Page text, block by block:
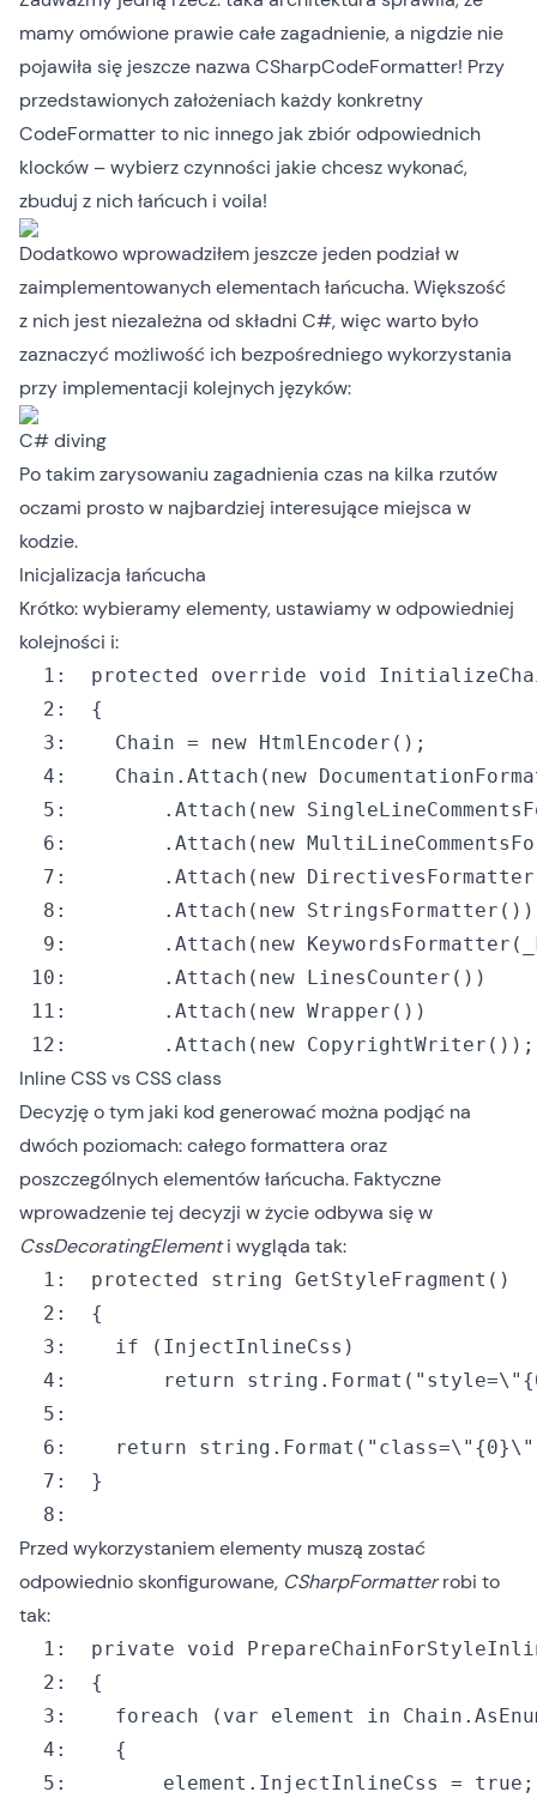
mamy omówione prawie całe zagadnienie, a nigdzie nie
pojawiła się jeszcze nazwa CSharpCodeFormatter! Przy
przedstawionych założeniach każdy konkretny
CodeFormatter to nic innego jak zbiór odpowiednich
klocków – wybierz czynności jakie chcesz wykonać,
zbuduj z nich łańcuch i voila!
Dodatkowo wprowadziłem jeszcze jeden podział w
zaimplementowanych elementach łańcucha. Większość
z nich jest niezależna od składni C#, więc warto było
zaznaczyć możliwość ich bezpośredniego wykorzystania
przy implementacji kolejnych języków:
C# diving
Po takim zarysowaniu zagadnienia czas na kilka rzutów
oczami prosto w najbardziej interesujące miejsca w
kodzie.
Inicjalizacja łańcucha
Krótko: wybieramy elementy, ustawiamy w odpowiedniej
kolejności i:
  1:
protected override
void
  2:
  3:
  	Chain =
new
  4:
  	Chain.Attach(
new
  5:
  		.Attach(
new
  6:
  		.Attach(
new
  7:
  		.Attach(
new
  8:
  		.Attach(
new
  9:
  		.Attach(
new
10:
  		.Attach(
new
11:
  		.Attach(
new
12:
  		.Attach(
new
Inline CSS vs CSS class
Decyzję o tym jaki kod generować można podjąć na
dwóch poziomach: całego formattera oraz
poszczególnych elementów łańcucha. Faktyczne
wprowadzenie tej decyzji w życie odbywa się w
CssDecoratingElementi wygląda tak:
  1:
protected string
  2:
  3:
if
  4:
return string .Format(
  5:
  6:
return string .Format(
  7:
  8:
Przed wykorzystaniem elementy muszą zostać
odpowiednio skonfigurowane, CSharpFormatterrobi to
tak:
  1:
private
void
  2:
  3:
foreach ( var element in
  4:
  5:
  		element.InjectInlineCss =
true